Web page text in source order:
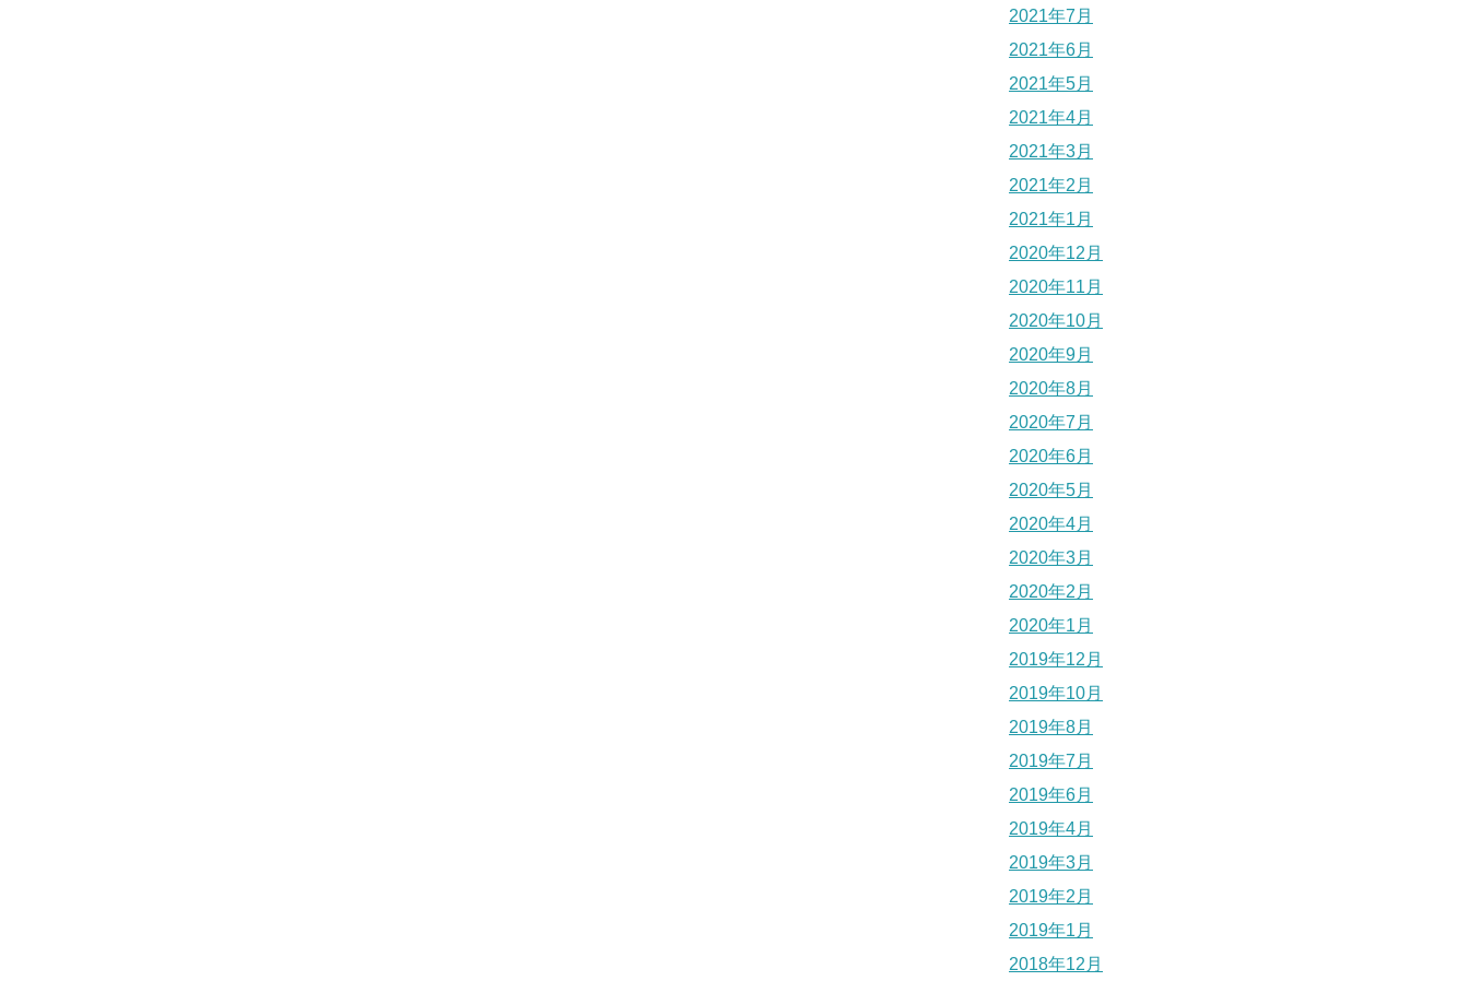
2021年7月
2021年6月
2021年5月
2021年4月
2021年3月
2021年2月
2021年1月
2020年12月
2020年11月
2020年10月
2020年9月
2020年8月
2020年7月
2020年6月
2020年5月
2020年4月
2020年3月
2020年2月
2020年1月
2019年12月
2019年10月
2019年8月
2019年7月
2019年6月
2019年4月
2019年3月
2019年2月
2019年1月
2018年12月